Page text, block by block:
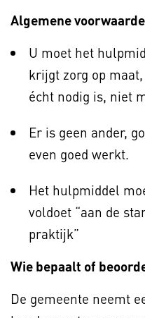
Algemene
U moet het
krijgt zorg op
écht nodig is, niet
Er is geen ander,
even goed werkt.
Het hulpmiddel
voldoet “aan de
praktijk”
Wie bepaalt of
De gemeente neemt